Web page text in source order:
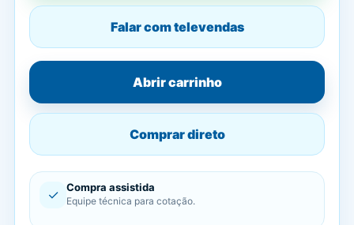
Falar com televendas
Abrir carrinho
Comprar direto
✓ Compra assistida
Equipe técnica para cotação.